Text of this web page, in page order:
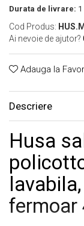
Durata de livrare: 1
Cod Produs:
Ai nevoie de ajutor?
Adauga la
Descriere
Husa
fermoar